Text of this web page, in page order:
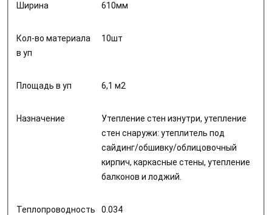
Ширина 610мм
Кол-во материала
в уп
10шт
Площадь в уп 6,1 м2
Назначение
Утепление стен изнутри, утепление
стен снаружи: утеплитель под
сайдинг/обшивку/облицовочный
кирпич, каркасные стены, утепление
балконов и лоджий.
Теплопроводность 0.034